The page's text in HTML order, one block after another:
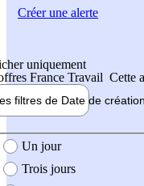
uniquement
France Travail Cette
filtres de Date de création
création de l'offre
Un jour
Trois jours
Créer une alerte